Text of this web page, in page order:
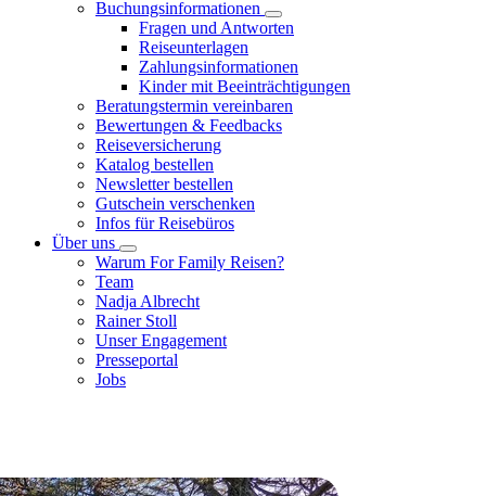
Buchungsinformationen
Fragen und Antworten
Reiseunterlagen
Zahlungsinformationen
Kinder mit Beeinträchtigungen
Beratungstermin vereinbaren
Bewertungen & Feedbacks
Reiseversicherung
Katalog bestellen
Newsletter bestellen
Gutschein verschenken
Infos für Reisebüros
Über uns
Warum For Family Reisen?
Team
Nadja Albrecht
Rainer Stoll
Unser Engagement
Presseportal
Jobs